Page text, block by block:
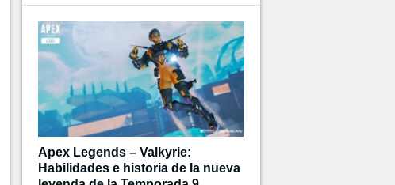
Apex Legends – Valkyrie:
Habilidades e historia de la nueva